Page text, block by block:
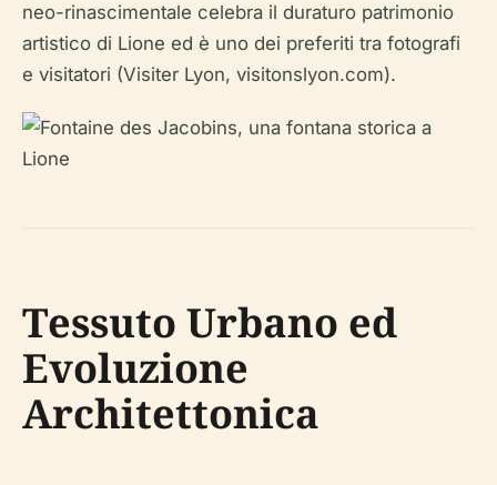
neo-rinascimentale celebra il duraturo patrimonio
artistico di Lione ed è uno dei preferiti tra fotografi
e visitatori (Visiter Lyon, visitonslyon.com).
Tessuto Urbano ed
Evoluzione
Architettonica